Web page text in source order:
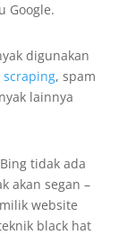
Google.
digunakan
, spam
lainnya
tidak ada
akan segan –
website
black hat